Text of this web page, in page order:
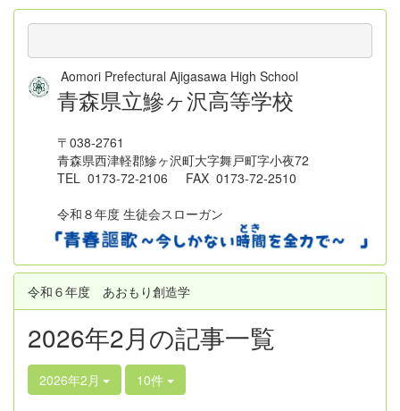
Aomori Prefectural Ajigasawa High School
青森県立鰺ヶ沢高等学校
〒038-2761
青森県西津軽郡鰺ヶ沢町大字舞戸町字小夜72
TEL 0173-72-2106 FAX 0173-72-2510
令和８年度 生徒会スローガン
令和６年度 あおもり創造学
2026年2月の記事一覧
2026年2月 10件